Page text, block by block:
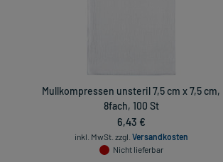
Mullkompressen unsteril 7,5 cm x 7,5 cm,
8fach, 100 St
6,43 €
inkl. MwSt. zzgl. Versandkosten
Nicht lieferbar